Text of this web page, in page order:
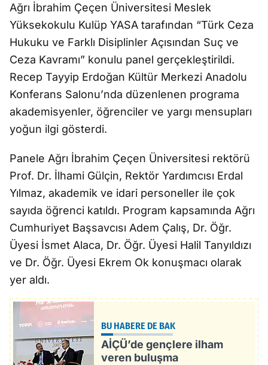
Ağrı İbrahim Çeçen Üniversitesi Meslek
Yüksekokulu Kulüp YASA tarafından “Türk Ceza
Hukuku ve Farklı Disiplinler Açısından Suç ve
Ceza Kavramı” konulu panel gerçekleştirildi.
Recep Tayyip Erdoğan Kültür Merkezi Anadolu
Konferans Salonu’nda düzenlenen programa
akademisyenler, öğrenciler ve yargı mensupları
yoğun ilgi gösterdi.
Panele Ağrı İbrahim Çeçen Üniversitesi rektörü
Prof. Dr. İlhami Gülçin, Rektör Yardımcısı Erdal
Yılmaz, akademik ve idari personeller ile çok
sayıda öğrenci katıldı. Program kapsamında Ağrı
Cumhuriyet Başsavcısı Adem Çalış, Dr. Öğr.
Üyesi İsmet Alaca, Dr. Öğr. Üyesi Halil Tanyıldızı
ve Dr. Öğr. Üyesi Ekrem Ok konuşmacı olarak
yer aldı.
BU HABERE DE BAK
AİÇÜ’de gençlere ilham
veren buluşma